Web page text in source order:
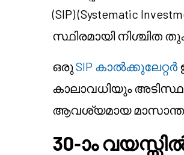
(SIP) (Systematic
സ്ഥിരമായി നിശ്ചിത
ഒരു SIP കാൽക്കുലേറ്റർ
കാലാവധിയും
ആവശ്യമായ മാസാന്ത
30-ാം